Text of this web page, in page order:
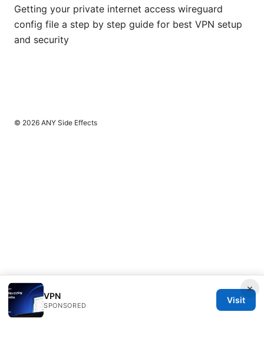
Getting your private internet access wireguard
config file a step by step guide for best VPN setup
and security
×
VPN
SPONSORED
Visit
© 2026 ANY Side Effects